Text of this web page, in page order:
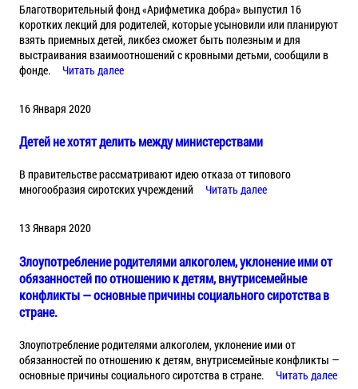
Благотворительный фонд «Арифметика добра» выпустил 16
коротких лекций для родителей, которые усыновили или планируют
взять приемных детей, ликбез сможет быть полезным и для
выстраивания взаимоотношений с кровными детьми, сообщили в
фонде.
Читать далее
16 Января 2020
Детей не хотят делить между министерствами
В правительстве рассматривают идею отказа от типового
многообразия сиротских учреждений
Читать далее
13 Января 2020
Злоупотребление родителями алкоголем, уклонение ими от
обязанностей по отношению к детям, внутрисемейные
конфликты — основные причины социального сиротства в
стране.
Злоупотребление родителями алкоголем, уклонение ими от
обязанностей по отношению к детям, внутрисемейные конфликты —
основные причины социального сиротства в стране.
Читать далее